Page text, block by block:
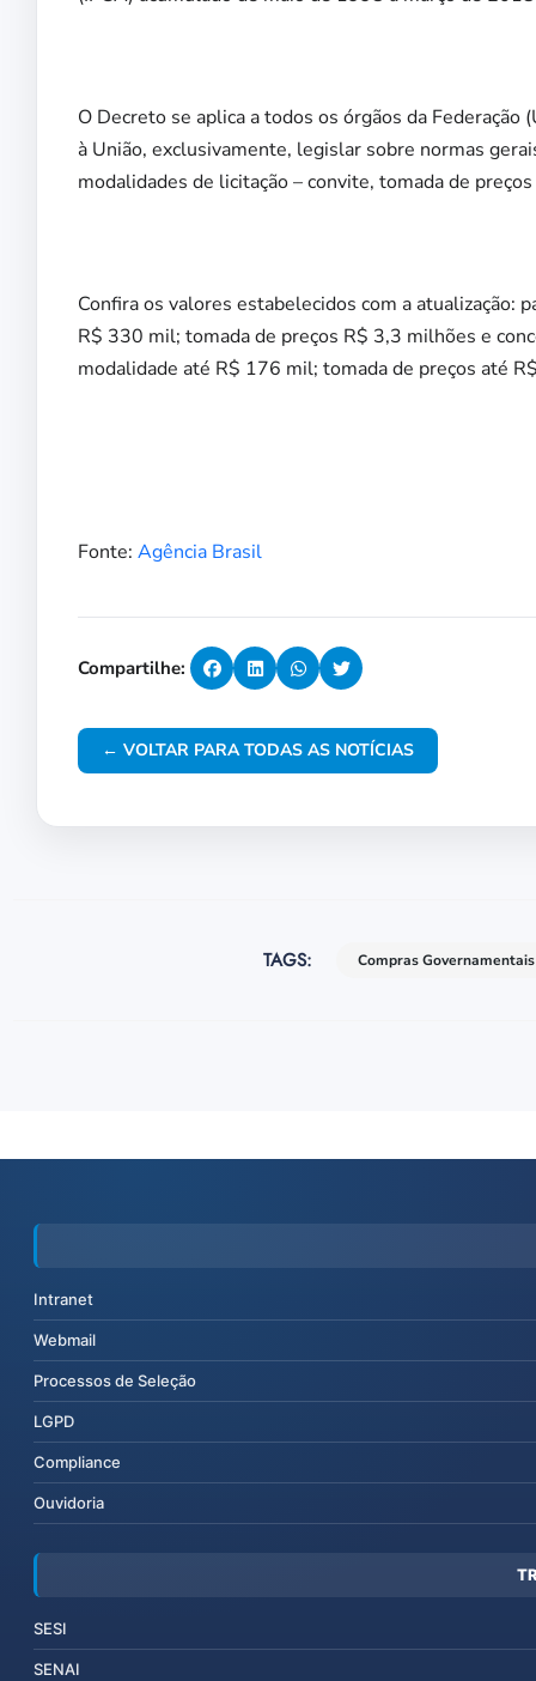
O Decreto se aplica a todos os órgãos da
à União, exclusivamente, legislar sobre normas
modalidades de licitação – convite, tomada de
Confira os valores estabelecidos com a atualização:
R$ 330 mil; tomada de preços R$ 3,3 milhões e
modalidade até R$ 176 mil; tomada de preços até
Fonte: Agência Brasil
Compartilhe:
← VOLTAR PARA TODAS AS NOTÍCIAS
TAGS: Compras Governamentais
Intranet
Webmail
Processos de Seleção
LGPD
Compliance
Ouvidoria
SESI
SENAI